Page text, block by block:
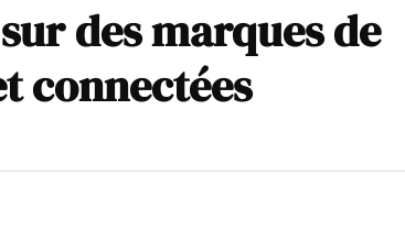
des marques de
connectées